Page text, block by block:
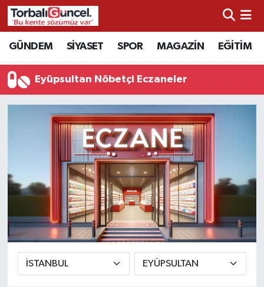
GÜNDEM SİYASET SPOR MAGAZİN EĞİTİM
Eyüpsultan Nöbetçi Eczaneler
İzmir Nöbetçi Eczaneler
İzmir Hava Durumu
İzmir Namaz Vakitleri
İzmir Trafik Yoğunluk Haritası
Süper Lig Puan Durumu ve Fikstür
Tüm Manşetler
Son Dakika Haberleri
Haber Arşivi